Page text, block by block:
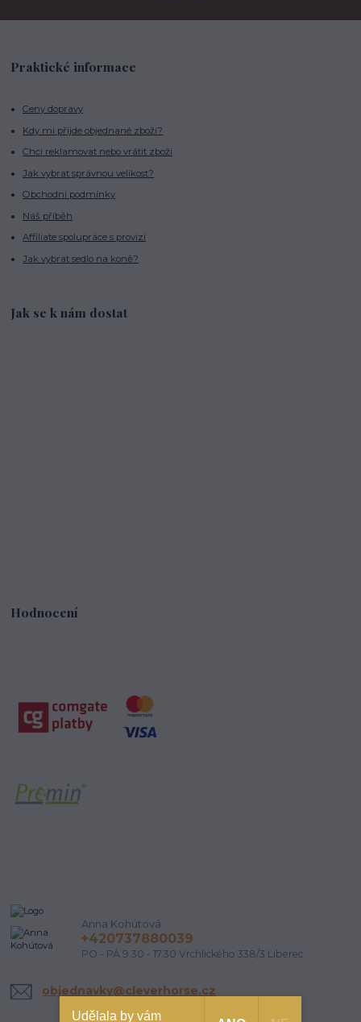
Praktické informace
Ceny dopravy
Kdy mi přijde objednané zboží?
Chci reklamovat nebo vrátit zboží
Jak vybrat správnou velikost?
Obchodní podmínky
Náš příběh
Affiliate spolupráce s provizí
Jak vybrat sedlo na koně?
Jak se k nám dostat
Hodnocení
Anna Kohútová
+420737880039
PO - PÁ 9.30 - 17.30 Vrchlického 338/3 Liberec
objednavky@cleverhorse.cz
Udělala by vám